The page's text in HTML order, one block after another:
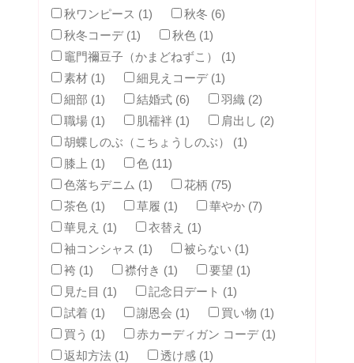
秋ワンピース (1)
秋冬 (6)
秋冬コーデ (1)
秋色 (1)
竈門禰豆子（かまどねずこ） (1)
素材 (1)
細見えコーデ (1)
細部 (1)
結婚式 (6)
羽織 (2)
職場 (1)
肌襦袢 (1)
肩出し (2)
胡蝶しのぶ（こちょうしのぶ） (1)
膝上 (1)
色 (11)
色落ちデニム (1)
花柄 (75)
茶色 (1)
草履 (1)
華やか (7)
華見え (1)
衣替え (1)
袖コンシャス (1)
被らない (1)
袴 (1)
襟付き (1)
要望 (1)
見た目 (1)
記念日デート (1)
試着 (1)
謝恩会 (1)
買い物 (1)
買う (1)
赤カーディガン コーデ (1)
返却方法 (1)
透け感 (1)